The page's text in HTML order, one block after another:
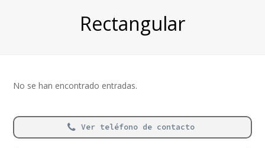
Rectangular
No se han encontrado entradas.
Ver teléfono de contacto